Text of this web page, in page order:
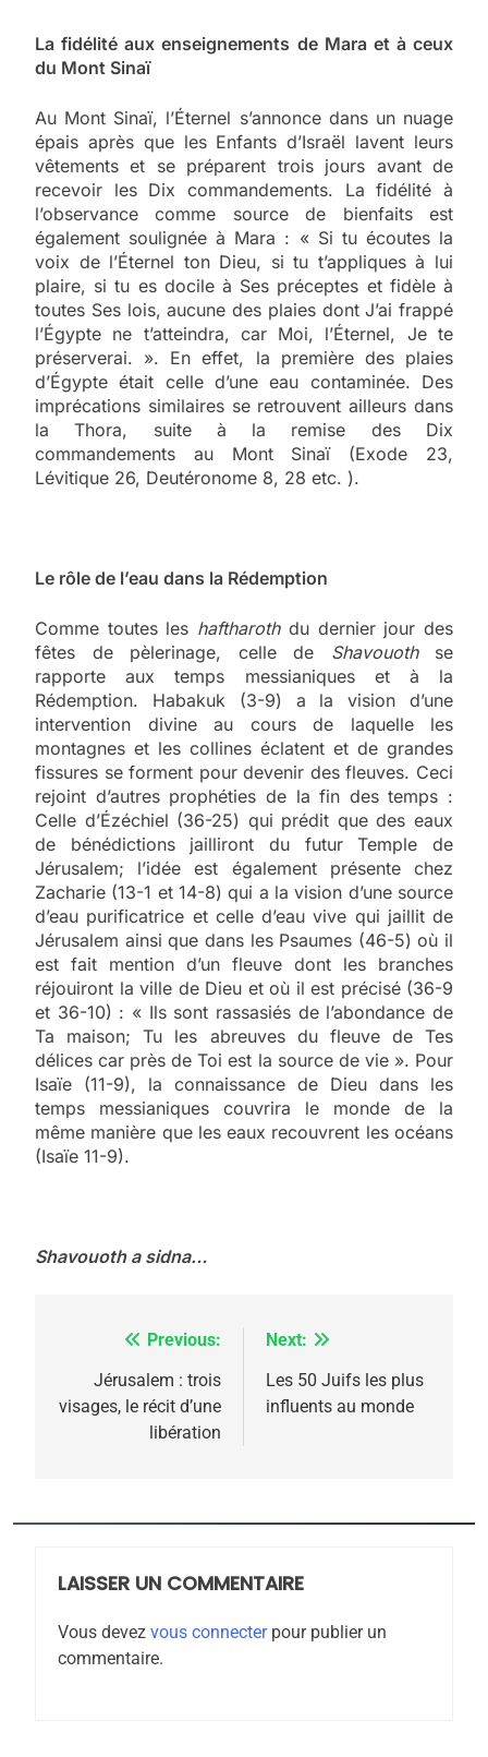
La fidélité aux enseignements de Mara et à ceux
du Mont Sinaï
Au Mont Sinaï, l’Éternel s’annonce dans un nuage
épais après que les Enfants d’Israël lavent leurs
vêtements et se préparent trois jours avant de
recevoir les Dix commandements. La fidélité à
l’observance comme source de bienfaits est
également soulignée à Mara : « Si tu écoutes la
voix de l’Éternel ton Dieu, si tu t’appliques à lui
plaire, si tu es docile à Ses préceptes et fidèle à
toutes Ses lois, aucune des plaies dont J’ai frappé
l’Égypte ne t’atteindra, car Moi, l’Éternel, Je te
préserverai. ». En effet, la première des plaies
d’Égypte était celle d’une eau contaminée. Des
imprécations similaires se retrouvent ailleurs dans
la Thora, suite à la remise des Dix
commandements au Mont Sinaï (Exode 23,
Lévitique 26, Deutéronome 8, 28 etc. ).
Le rôle de l’eau dans la Rédemption
Comme toutes les haftharothdu dernier jour des
fêtes de pèlerinage, celle de Shavouothse
rapporte aux temps messianiques et à la
Rédemption. Habakuk (3-9) a la vision d’une
intervention divine au cours de laquelle les
montagnes et les collines éclatent et de grandes
fissures se forment pour devenir des fleuves. Ceci
rejoint d’autres prophéties de la fin des temps :
Celle d’Ézéchiel (36-25) qui prédit que des eaux
de bénédictions jailliront du futur Temple de
Jérusalem; l’idée est également présente chez
Zacharie (13-1 et 14-8) qui a la vision d’une source
d’eau purificatrice et celle d’eau vive qui jaillit de
Jérusalem ainsi que dans les Psaumes (46-5) où il
est fait mention d’un fleuve dont les branches
réjouiront la ville de Dieu et où il est précisé (36-9
et 36-10) : « Ils sont rassasiés de l’abondance de
Ta maison; Tu les abreuves du fleuve de Tes
délices car près de Toi est la source de vie ». Pour
Isaïe (11-9), la connaissance de Dieu dans les
temps messianiques couvrira le monde de la
même manière que les eaux recouvrent les océans
(Isaïe 11-9).
Shavouoth a sidna…
Navigation
l’article
Previous:
Jérusalem : trois
visages, le récit d’une
libération
Next:
Les 50 Juifs les plus
influents au monde
LAISSER UN COMMENTAIRE
Vous devez vous connecterpour publier un
commentaire.
2025, l’année la plus
meurtrière selon le
rapport d’ADL contre
FIÈRE, DIGNE ET RÉSILIENTE :
MA JUDAÏTE par Thérèse
Zrihen-Dvir